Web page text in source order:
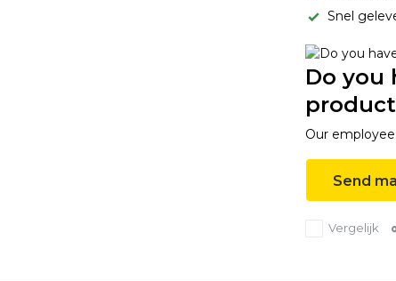
Snel
Do you
Our
Send
Vergelijk